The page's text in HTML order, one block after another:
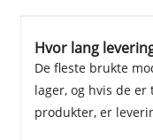
Hvor lang
De fleste brukte
lager, og hvis de
produkter, er